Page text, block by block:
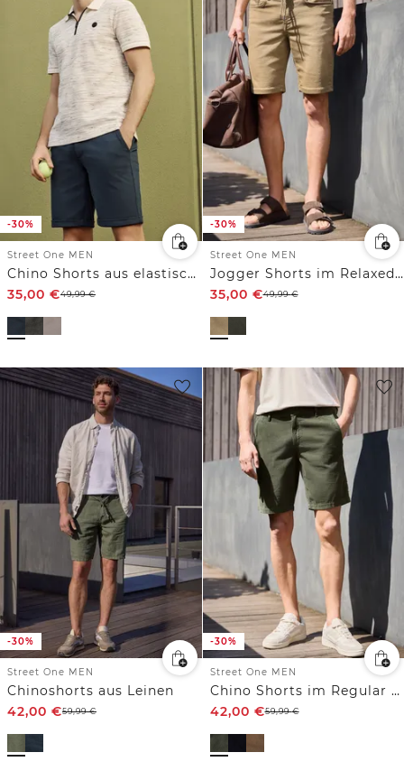
-30%
Street One MEN
Chino Shorts aus elastischem Jersey mit Flexbund
35,00 €49,99€
-30%
Street One MEN
Jogger Shorts im Relaxed Fit
35,00 €49,99€
-30%
Street One MEN
Chinoshorts aus Leinen
42,00 €59,99€
-30%
Street One MEN
Chino Shorts im Regular Fit aus Cord
42,00 €59,99€